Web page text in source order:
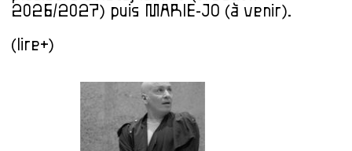
2026/2027) puis MARIE-JO (à venir).
(lire+)